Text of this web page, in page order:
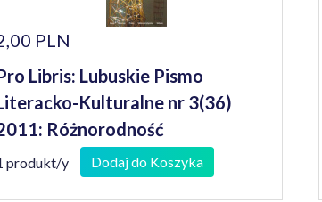
PLN
Libris: Lubuskie Pismo
Kulturalne nr 3(36)
Różnorodność
produkt/y Dodaj do Koszyka